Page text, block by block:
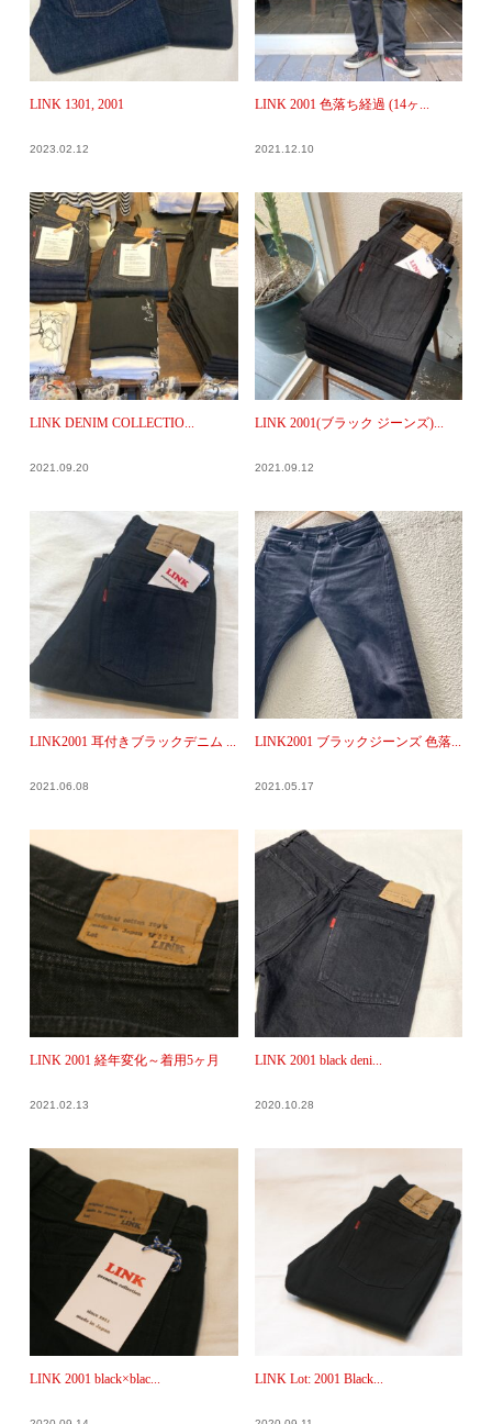
LINK 1301, 2001
2023.02.12
LINK 2001 色落ち経過 (14ヶ...
2021.12.10
LINK DENIM COLLECTIO...
2021.09.20
LINK 2001(ブラック ジーンズ)...
2021.09.12
LINK2001 耳付きブラックデニム ...
2021.06.08
LINK2001 ブラックジーンズ 色落...
2021.05.17
LINK 2001 経年変化～着用5ヶ月
2021.02.13
LINK 2001 black deni...
2020.10.28
LINK 2001 black×blac... LINK Lot: 2001 Black...